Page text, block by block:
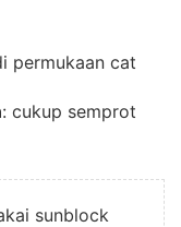
permukaan cat
: cukup semprot
sunblock